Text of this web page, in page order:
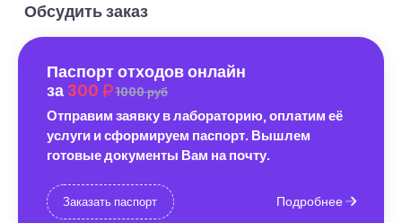
Обсудить заказ
Паспорт отходов онлайн
за 300 1000 руб
Отправим заявку в лабораторию, оплатим её
услуги и сформируем паспорт. Вышлем
готовые документы Вам на почту.
Заказать паспорт Подробнее